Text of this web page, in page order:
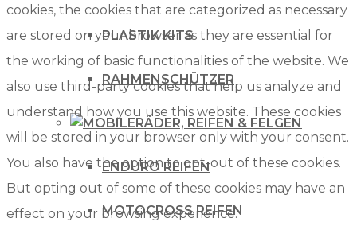
PLASTIK KITS
RAHMENSCHÜTZER
RÄDER, REIFEN & FELGEN
ENDURO REIFEN
MOTOCROSS REIFEN
cookies, the cookies that are categorized as necessary
are stored on your browser as they are essential for
the working of basic functionalities of the website. We
also use third-party cookies that help us analyze and
understand how you use this website. These cookies
will be stored in your browser only with your consent.
You also have the option to opt-out of these cookies.
But opting out of some of these cookies may have an
effect on your browsing experience.